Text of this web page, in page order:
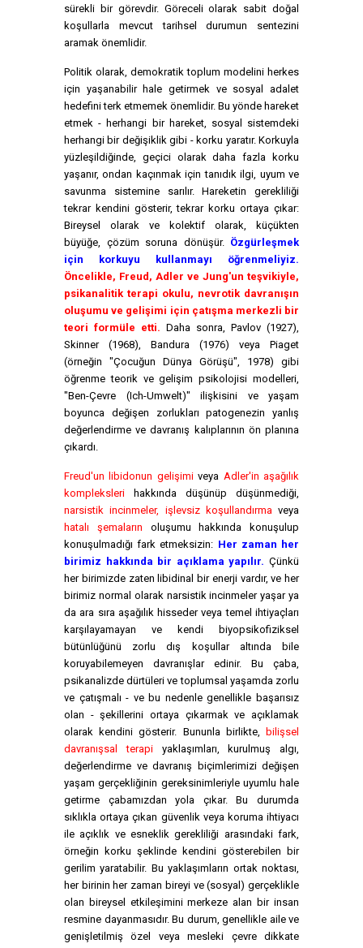
sürekli bir görevdir. Göreceli olarak sabit doğal
koşullarla mevcut tarihsel durumun sentezini
aramak önemlidir.
Politik olarak, demokratik toplum modelini herkes
için yaşanabilir hale getirmek ve sosyal adalet
hedefini terk etmemek önemlidir. Bu yönde hareket
etmek - herhangi bir hareket, sosyal sistemdeki
herhangi bir değişiklik gibi - korku yaratır. Korkuyla
yüzleşildiğinde, geçici olarak daha fazla korku
yaşanır, ondan kaçınmak için tanıdık ilgi, uyum ve
savunma sistemine sarılır. Hareketin gerekliliği
tekrar kendini gösterir, tekrar korku ortaya çıkar:
Bireysel olarak ve kolektif olarak, küçükten
büyüğe, çözüm soruna dönüşür. Özgürleşmek
için korkuyu kullanmayı öğrenmeliyiz.
Öncelikle, Freud, Adler ve Jung'un teşvikiyle,
psikanalitik terapi okulu, nevrotik davranışın
oluşumu ve gelişimi için çatışma merkezli bir
teori formüle etti. Daha sonra, Pavlov (1927),
Skinner (1968), Bandura (1976) veya Piaget
(örneğin "Çocuğun Dünya Görüşü", 1978) gibi
öğrenme teorik ve gelişim psikolojisi modelleri,
"Ben-Çevre (Ich-Umwelt)" ilişkisini ve yaşam
boyunca değişen zorlukları patogenezin yanlış
değerlendirme ve davranış kalıplarının ön planına
çıkardı.
Freud'un libidonun gelişimiveya Adler'in aşağılık
kompleksleri hakkında düşünüp düşünmediği,
narsistik incinmeler, işlevsiz koşullandırmaveya
hatalı şemaların oluşumu hakkında konuşulup
konuşulmadığı fark etmeksizin: Her zaman her
birimiz hakkında bir açıklama yapılır. Çünkü
her birimizde zaten libidinal bir enerji vardır, ve her
birimiz normal olarak narsistik incinmeler yaşar ya
da ara sıra aşağılık hisseder veya temel ihtiyaçları
karşılayamayan ve kendi biyopsikofiziksel
bütünlüğünü zorlu dış koşullar altında bile
koruyabilemeyen davranışlar edinir. Bu çaba,
psikanalizde dürtüleri ve toplumsal yaşamda zorlu
ve çatışmalı - ve bu nedenle genellikle başarısız
olan - şekillerini ortaya çıkarmak ve açıklamak
olarak kendini gösterir. Bununla birlikte,
bilişsel
davranışsal terapiyaklaşımları, kurulmuş algı,
değerlendirme ve davranış biçimlerimizi değişen
yaşam gerçekliğinin gereksinimleriyle uyumlu hale
getirme çabamızdan yola çıkar. Bu durumda
sıklıkla ortaya çıkan güvenlik veya koruma ihtiyacı
ile açıklık ve esneklik gerekliliği arasındaki fark,
örneğin korku şeklinde kendini gösterebilen bir
gerilim yaratabilir. Bu yaklaşımların ortak noktası,
her birinin her zaman bireyi ve (sosyal) gerçeklikle
olan bireysel etkileşimini merkeze alan bir insan
resmine dayanmasıdır. Bu durum, genellikle aile ve
genişletilmiş özel veya mesleki çevre dikkate